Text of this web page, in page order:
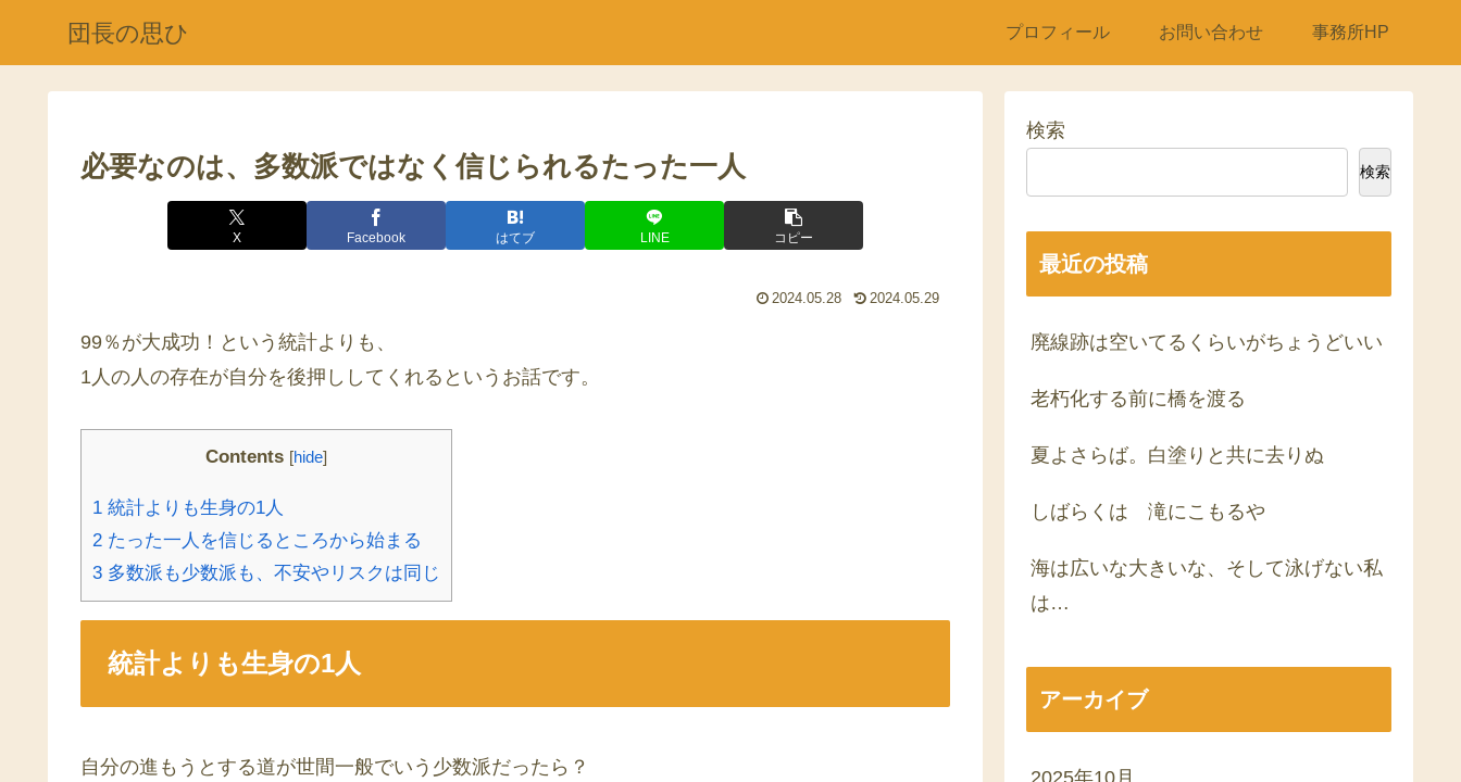
団長の思ひ プロフィール お問い合わせ 事務所HP
必要なのは、多数派ではなく信じられるたった一人
X Facebook はてブ LINE コピー
2024.05.28 2024.05.29
99％が大成功！という統計よりも、
1人の人の存在が自分を後押ししてくれるというお話です。
Contents [hide]
1 統計よりも生身の1人
2 たった一人を信じるところから始まる
3 多数派も少数派も、不安やリスクは同じ
統計よりも生身の1人
自分の進もうとする道が世間一般でいう少数派だったら？
検索
検索
最近の投稿
廃線跡は空いてるくらいがちょうどいい
老朽化する前に橋を渡る
夏よさらば。白塗りと共に去りぬ
しばらくは 滝にこもるや
海は広いな大きいな、そして泳げない私
は…
アーカイブ
2025年10月